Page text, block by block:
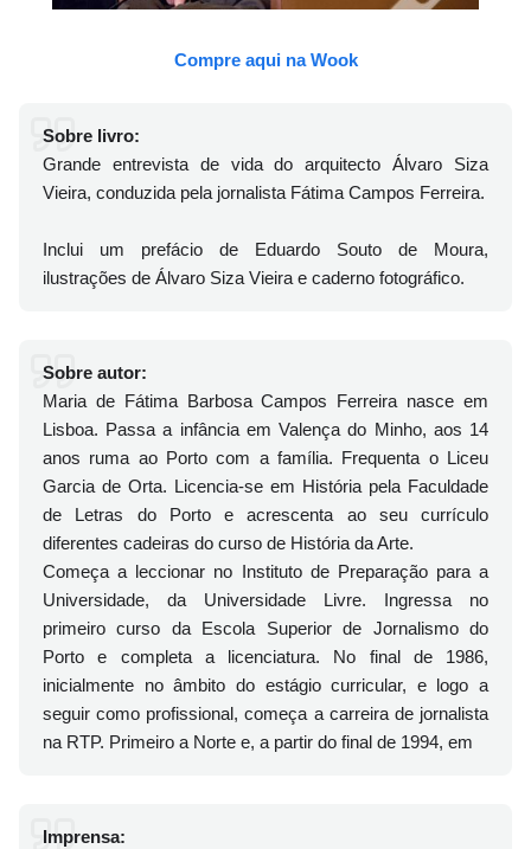
Compre aqui na Wook
Sobre livro:
Grande entrevista de vida do arquitecto Álvaro Siza
Vieira, conduzida pela jornalista Fátima Campos Ferreira.
Inclui um prefácio de Eduardo Souto de Moura,
ilustrações de Álvaro Siza Vieira e caderno fotográfico.
Sobre autor:
Maria de Fátima Barbosa Campos Ferreira nasce em
Lisboa. Passa a infância em Valença do Minho, aos 14
anos ruma ao Porto com a família. Frequenta o Liceu
Garcia de Orta. Licencia-se em História pela Faculdade
de Letras do Porto e acrescenta ao seu currículo
diferentes cadeiras do curso de História da Arte.
Começa a leccionar no Instituto de Preparação para a
Universidade, da Universidade Livre. Ingressa no
primeiro curso da Escola Superior de Jornalismo do
Porto e completa a licenciatura. No final de 1986,
inicialmente no âmbito do estágio curricular, e logo a
seguir como profissional, começa a carreira de jornalista
na RTP. Primeiro a Norte e, a partir do final de 1994, em
Imprensa: